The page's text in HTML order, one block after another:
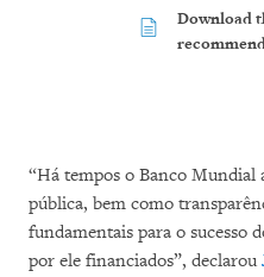
Download
“Há tempos o Banco Mundial
pública, bem como
fundamentais para o sucesso
por ele financiados”, declarou